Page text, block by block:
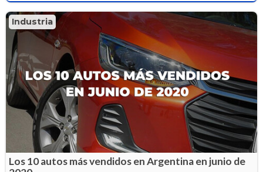
Industria
Los 10 autos más vendidos en Argentina en junio de